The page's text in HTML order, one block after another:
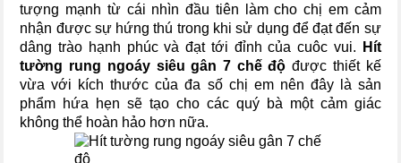
tượng mạnh từ cái nhìn đầu tiên làm cho chị em cảm
nhận được sự hứng thú trong khi sử dụng để đạt đến sự
dâng trào hạnh phúc và đạt tới đỉnh của cuôc vui.
Hít
tường rung ngoáy siêu gân 7 chế độ được thiết kế
vừa với kích thước của đa số chị em nên đây là sản
phẩm hứa hẹn sẽ tạo cho các quý bà một cảm giác
không thể hoàn hảo hơn nữa.